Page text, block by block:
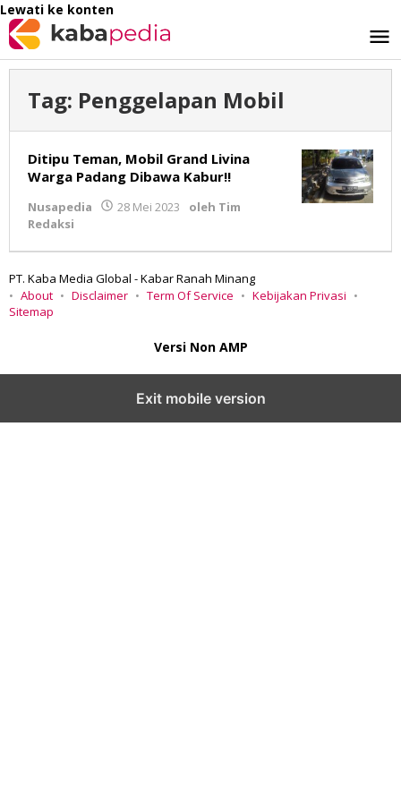
Lewati ke konten
Tag: Penggelapan Mobil
Ditipu Teman, Mobil Grand Livina
Warga Padang Dibawa Kabur!!
Nusapedia 28 Mei 2023 oleh Tim
Redaksi
PT. Kaba Media Global - Kabar Ranah Minang
About
Disclaimer Term Of Service
Kebijakan Privasi
Sitemap
Versi Non AMP
Exit mobile version